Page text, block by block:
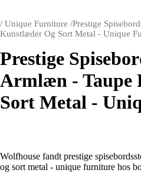
/ Unique Furniture /Prestige
Kunstlæder Og Sort Metal - Unique
Prestige
Armlæn - Taupe
Sort Metal -
Wolfhouse fandt prestige
og sort metal - unique furniture hos